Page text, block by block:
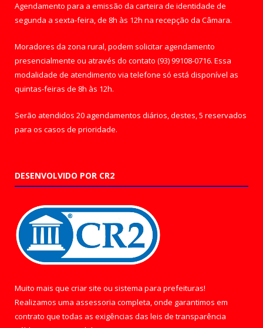
Agendamento para a emissão da carteira de identidade de
segunda a sexta-feira, de 8h às 12h na recepção da Câmara.
Moradores da zona rural, podem solicitar agendamento
presencialmente ou através do contato (93) 99108-0716. Essa
modalidade de atendimento via telefone só está disponível as
quintas-feiras de 8h às 12h.
Serão atendidos 20 agendamentos diários, destes, 5 reservados
para os casos de prioridade.
DESENVOLVIDO POR CR2
Muito mais que criar site ou sistema para prefeituras!
Realizamos uma assessoria completa, onde garantimos em
contrato que todas as exigências das leis de transparência